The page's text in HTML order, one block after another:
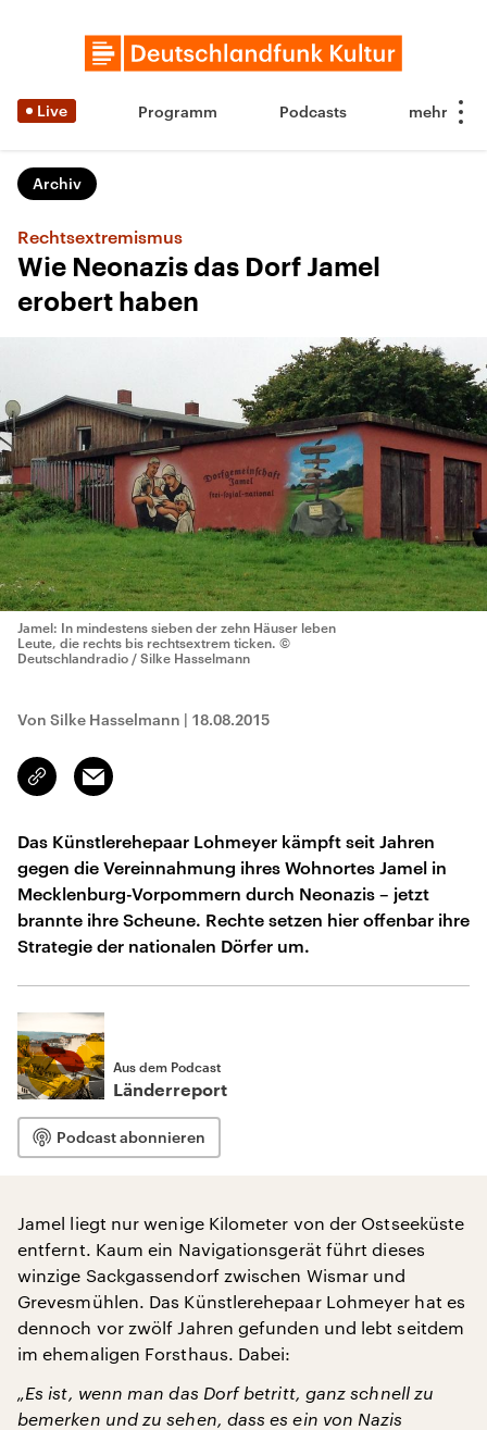
Live Programm Podcasts
Archiv
Rechtsextremismus
Wie Neonazis das Dorf Jamel
erobert haben
Jamel: In mindestens sieben der zehn Häuser leben
Leute, die rechts bis rechtsextrem ticken. ©
Deutschlandradio / Silke Hasselmann
Von Silke Hasselmann | 18.08.2015
Link
kopieren/teilen
Email
Das Künstlerehepaar Lohmeyer kämpft seit Jahren
gegen die Vereinnahmung ihres Wohnortes Jamel in
Mecklenburg-Vorpommern durch Neonazis – jetzt
brannte ihre Scheune. Rechte setzen hier offenbar ihre
Strategie der nationalen Dörfer um.
Aus dem Podcast
Länderreport
Podcast abonnieren
Jamel liegt nur wenige Kilometer von der Ostseeküste
entfernt. Kaum ein Navigationsgerät führt dieses
winzige Sackgassendorf zwischen Wismar und
Grevesmühlen. Das Künstlerehepaar Lohmeyer hat es
dennoch vor zwölf Jahren gefunden und lebt seitdem
im ehemaligen Forsthaus. Dabei:
„Es ist, wenn man das Dorf betritt, ganz schnell zu
bemerken und zu sehen, dass es ein von Nazis